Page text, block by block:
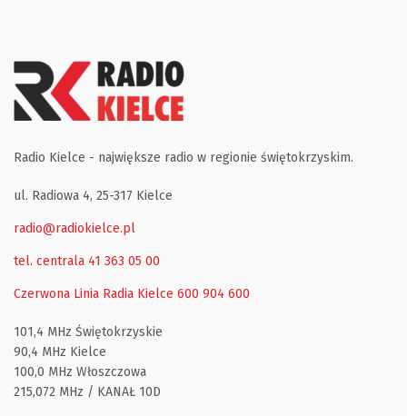
Radio Kielce - największe radio w regionie świętokrzyskim.
ul. Radiowa 4, 25-317 Kielce
radio@radiokielce.pl
tel. centrala 41 363 05 00
Czerwona Linia Radia Kielce 600 904 600
101,4 MHz Świętokrzyskie
90,4 MHz Kielce
100,0 MHz Włoszczowa
215,072 MHz / KANAŁ 10D